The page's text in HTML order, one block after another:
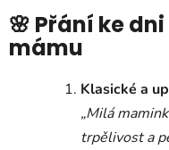
🌸 Přání ke
mámu
Klasické a
„Milá
trpělivost a